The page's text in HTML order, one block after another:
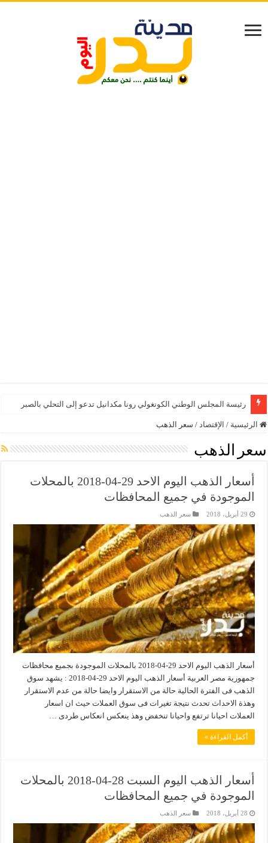
رئيسة المجلس الوطني الكونغولي رونا مكدانيل تدعو إلى التحلي بالصبر حتى يمكن
الرئيسية / الإقتصاد / سعر الذهب
سعر الذهب
أسعار الذهب اليوم الاحد 29-04-2018 بالمحلات
الموجودة في جميع المحافظات
29 أبريل، 2018 سعر الذهب
أسعار الذهب اليوم الاحد 29-04-2018 بالمحلات الموجودة بجميع محافظات
جمهورية مصر العربية أسعار الذهب اليوم الاحد 29-04-2018 : يشهد سوق
الذهب فى الفترة الحالية حالة من الاستقرار وايضا حالة من عدم الاستقرار
وهذة الاحداث تحدث نتيجة تغيرات فى سوق العملات حيث ان اسعار
العملات احيانا ترتفع واحيانا تنخفض وهذ ينعكس انعكاس طردى …
أكمل القراءة »
أسعار الذهب اليوم السبت 28-04-2018 بالمحلات
الموجودة في جميع المحافظات
28 أبريل، 2018 سعر الذهب